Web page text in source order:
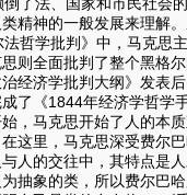
精神的一般发展来理解
哲学批判》中，马克思
则全面批判了整个黑格尔
经济学批判大纲》发表
了《1844年经济学哲学
，马克思开始了人的本
这里，马克思深受费尔
人的交往中，其特点是
抽象的类，所以费尔巴